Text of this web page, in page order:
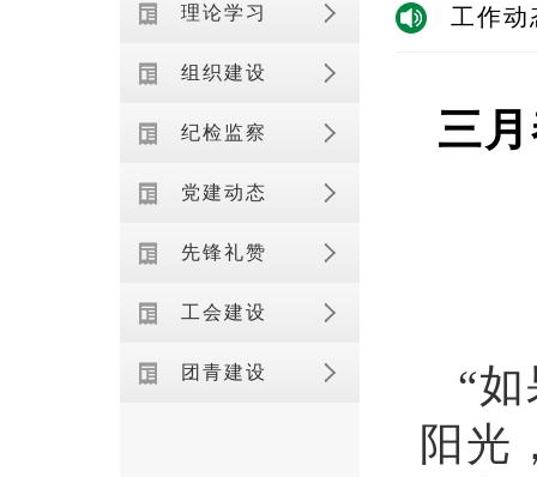
理论学习
组织建设
纪检监察
党建动态
先锋礼赞
工会建设
团青建设
工作动
三
“
阳光